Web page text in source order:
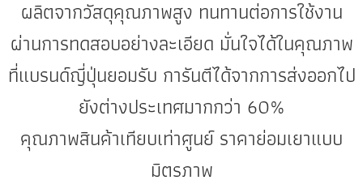
ผลิตจากวัสดุคุณภาพสูง ทนทานต่อการใช้งาน
ผ่านการทดสอบอย่างละเอียด มั่นใจได้ในคุณภาพ
ที่แบรนด์ญี่ปุ่นยอมรับ การันตีได้จากการส่งออกไป
ยังต่างประเทศมากกว่า 60%
คุณภาพสินค้าเทียบเท่าศูนย์ ราคาย่อมเยาแบบ
มิตรภาพ